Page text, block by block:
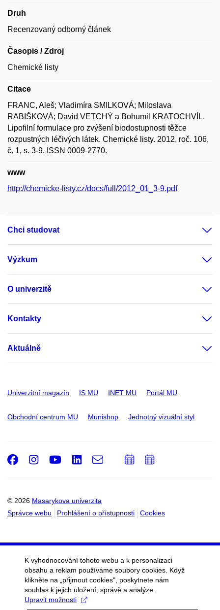
Druh
Recenzovaný odborný článek
Časopis / Zdroj
Chemické listy
Citace
FRANC, Aleš; Vladimíra SMILKOVÁ; Miloslava
RABIŠKOVÁ; David VETCHÝ a Bohumil KRATOCHVÍL.
Lipofilní formulace pro zvýšení biodostupnosti těžce
rozpustných léčivých látek. Chemické listy. 2012, roč. 106,
č. 1, s. 3-9. ISSN 0009-2770.
www
http://chemicke-listy.cz/docs/full/2012_01_3-9.pdf
Chci studovat
Výzkum
O univerzitě
Kontakty
Aktuálně
Univerzitní magazín IS MU INET MU Portál MU
Obchodní centrum MU Munishop Jednotný vizuální styl
© 2026 Masarykova univerzita
Správce webu
Prohlášení o přístupnosti Cookies
Facebook
Instagram
Youtube
LinkedIn
e-
PřidatPřidat
K vyhodnocování tohoto webu a k personalizaci
obsahu a reklam používáme soubory cookies. Když
klikněte na „přijmout cookies", poskytnete nám
souhlas k jejich uložení, správě a analýze.
Upravit možnosti